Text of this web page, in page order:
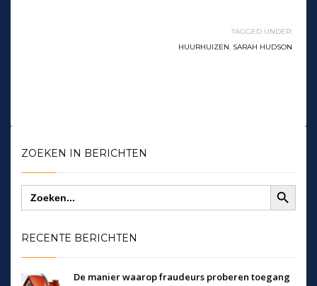
TAGGED UNDER:
HUURHUIZEN, SARAH HUDSON
ZOEKEN IN BERICHTEN
Zoek
naar:
Zoekknop
RECENTE BERICHTEN
De manier waarop fraudeurs proberen toegang